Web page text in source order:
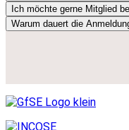
Ich möchte gerne Mitglied
Warum dauert die